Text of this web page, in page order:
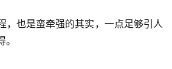
，也是蛮牵强的其实，一点足够引人